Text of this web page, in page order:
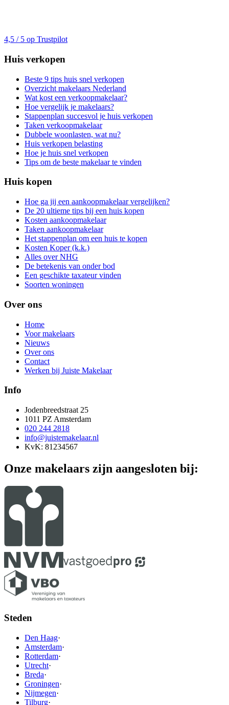
4,5 / 5 op Trustpilot
Huis verkopen
Beste 9 tips huis snel verkopen
Overzicht makelaars Nederland
Wat kost een verkoopmakelaar?
Hoe vergelijk je makelaars?
Stappenplan succesvol je huis verkopen
Taken verkoopmakelaar
Dubbele woonlasten, wat nu?
Huis verkopen belasting
Hoe je huis snel verkopen
Tips om de beste makelaar te vinden
Huis kopen
Hoe ga jij een aankoopmakelaar vergelijken?
De 20 ultieme tips bij een huis kopen
Kosten aankoopmakelaar
Taken aankoopmakelaar
Het stappenplan om een huis te kopen
Kosten Koper (k.k.)
Alles over NHG
De betekenis van onder bod
Een geschikte taxateur vinden
Soorten woningen
Over ons
Home
Voor makelaars
Nieuws
Over ons
Contact
Werken bij Juiste Makelaar
Info
Jodenbreedstraat 25
1011 PZ Amsterdam
020 244 2818
info@juistemakelaar.nl
KvK: 81234567
Onze makelaars zijn aangesloten bij:
Steden
Den Haag·
Amsterdam·
Rotterdam·
Utrecht·
Breda·
Groningen·
Nijmegen·
Tilburg·